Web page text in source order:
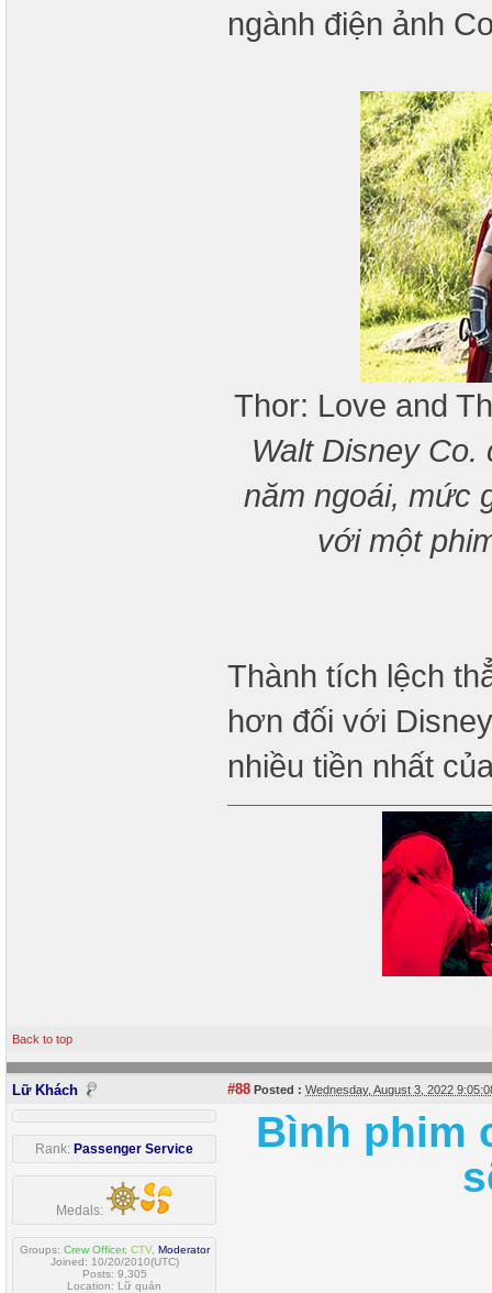
ngành điện ảnh
Thor: Love and
Walt Disney
năm ngoái, mức
với một
Thành tích lệch
hơn đối với
nhiều tiền nhất
Back to top
Lữ Khách #88 Posted : Wednesday, August 3, 2022
Rank: Passenger Service
Medals:
Groups: Crew Officer, CTV, Moderator
Joined: 10/20/2010(UTC)
Posts: 9,305
Location: Lữ quán
Bình phim